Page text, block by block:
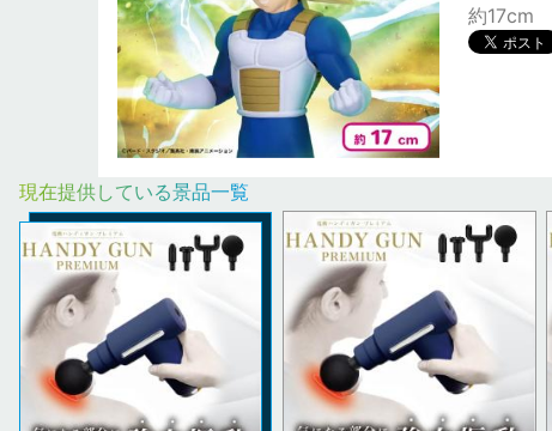
約17cm
現在提供している景品一覧